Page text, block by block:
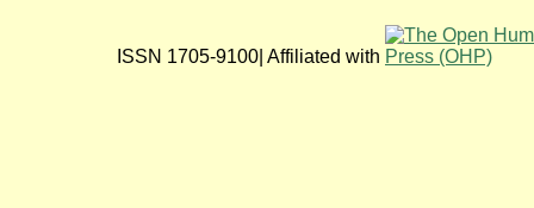
ISSN 1705-9100| Affiliated with